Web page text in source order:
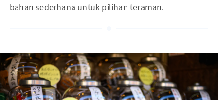
bahan sederhana untuk pilihan teraman.